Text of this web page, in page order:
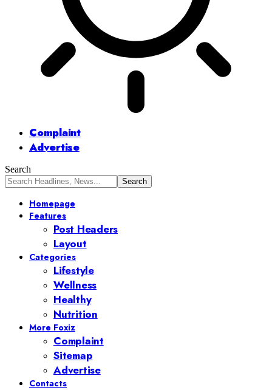
Complaint
Advertise
Search
Homepage
Features
Post Headers
Layout
Categories
Lifestyle
Wellness
Healthy
Nutrition
More Foxiz
Complaint
Sitemap
Advertise
Contacts